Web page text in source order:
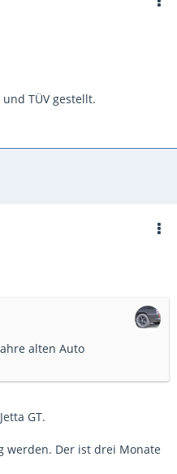
TÜV gestellt.
alten Auto
GT.
werden. Der ist drei Monate